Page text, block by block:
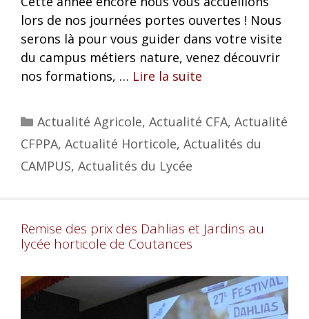
lors de nos journées portes ouvertes ! Nous
serons là pour vous guider dans votre visite
du campus métiers nature, venez découvrir
nos formations, … Lire la suite
Actualité Agricole, Actualité CFA, Actualité
CFPPA, Actualité Horticole, Actualités du
CAMPUS, Actualités du Lycée
Remise des prix des Dahlias et Jardins au
lycée horticole de Coutances